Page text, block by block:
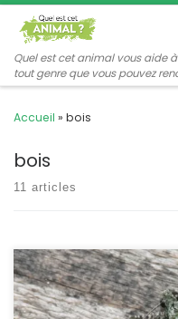
Passer au contenu
Quel est cet animal vous aide
tout genre que vous pouvez
Accueil » bois
bois
11 articles